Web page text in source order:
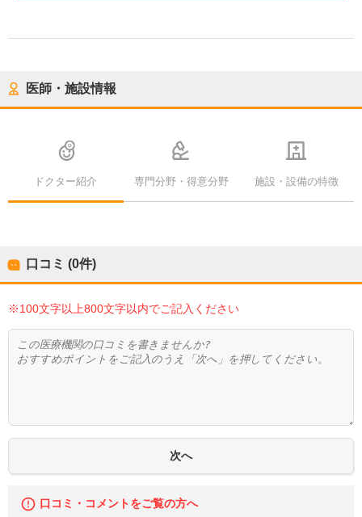
医師・施設情報
ドクター紹介 専門分野・得意分野 施設・設備の特徴
口コミ (0件)
※100文字以上800文字以内でご記入ください
口コミ・コメントをご覧の方へ